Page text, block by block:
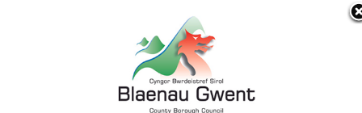
Cymraeg English